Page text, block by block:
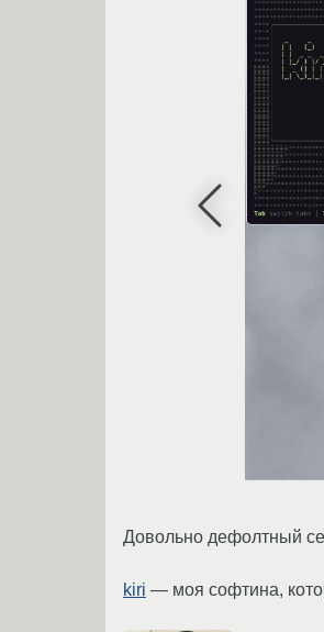
Довольно дефолтный
kiri — моя софтина,